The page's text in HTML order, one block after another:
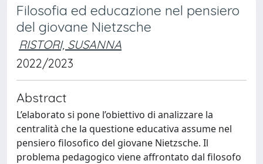
Filosofia ed educazione nel pensiero
del giovane Nietzsche
RISTORI, SUSANNA
2022/2023
Abstract
L’elaborato si pone l’obiettivo di analizzare la
centralità che la questione educativa assume nel
pensiero filosofico del giovane Nietzsche. Il
problema pedagogico viene affrontato dal filosofo